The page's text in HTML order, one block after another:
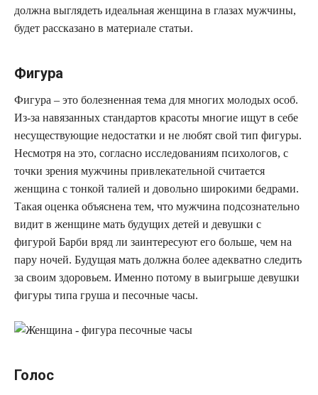
должна выглядеть идеальная женщина в глазах мужчины,
будет рассказано в материале статьи.
Фигура
Фигура – это болезненная тема для многих молодых особ.
Из-за навязанных стандартов красоты многие ищут в себе
несуществующие недостатки и не любят свой тип фигуры.
Несмотря на это, согласно исследованиям психологов, с
точки зрения мужчины привлекательной считается
женщина с тонкой талией и довольно широкими бедрами.
Такая оценка объяснена тем, что мужчина подсознательно
видит в женщине мать будущих детей и девушки с
фигурой Барби вряд ли заинтересуют его больше, чем на
пару ночей. Будущая мать должна более адекватно следить
за своим здоровьем. Именно потому в выигрыше девушки
фигуры типа груша и песочные часы.
Голос